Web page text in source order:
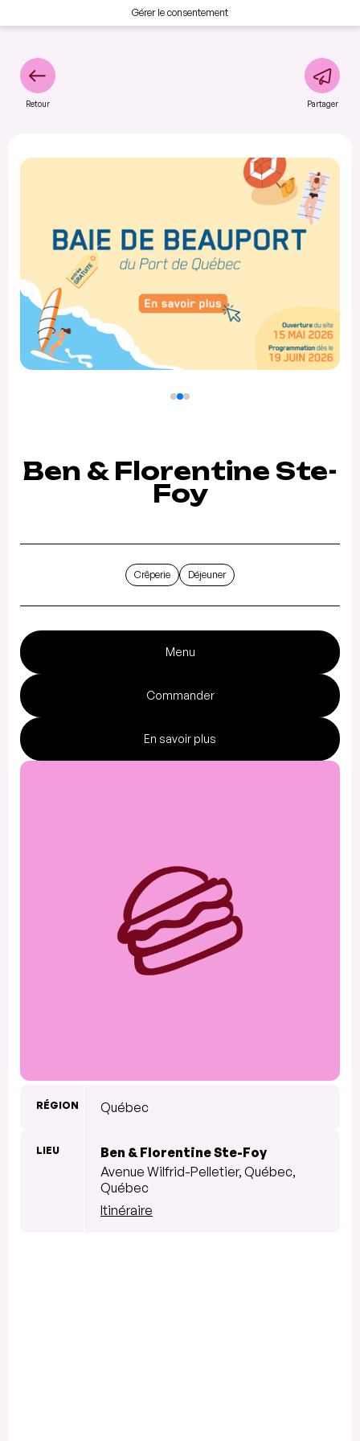
Gérer le consentement
Retour Partager
Ben & Florentine Ste-
Foy
Crêperie Déjeuner
Menu
Commander
En savoir plus
RÉGION Québec
LIEU
Ben & Florentine Ste-Foy
Avenue Wilfrid-Pelletier, Québec,
Québec
Itinéraire